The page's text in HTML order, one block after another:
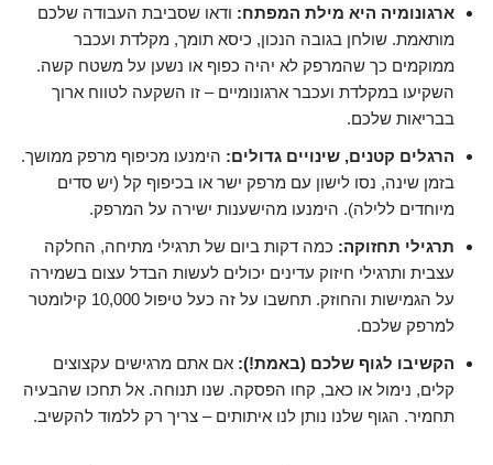
ארגונומיה היא מילת המפתח: ודאו שסביבת העבודה שלכם
מותאמת. שולחן בגובה הנכון, כיסא תומך, מקלדת ועכבר
ממוקמים כך שהמרפק לא יהיה כפוף או נשען על משטח קשה.
השקיעו במקלדת ועכבר ארגונומיים – זו השקעה לטווח ארוך
בבריאות שלכם.
הרגלים קטנים, שינויים גדולים: הימנעו מכיפוף מרפק ממושך.
בזמן שינה, נסו לישון עם מרפק ישר או בכיפוף קל (יש סדים
מיוחדים ללילה). הימנעו מהישענות ישירה על המרפק.
תרגילי תחזוקה: כמה דקות ביום של תרגילי מתיחה, החלקה
עצבית ותרגילי חיזוק עדינים יכולים לעשות הבדל עצום בשמירה
על הגמישות והחוזק. תחשבו על זה כעל טיפול 10,000 קילומטר
למרפק שלכם.
הקשיבו לגוף שלכם (באמת!): אם אתם מרגישים עקצוצים
קלים, נימול או כאב, קחו הפסקה. שנו תנוחה. אל תחכו שהבעיה
תחמיר. הגוף שלנו נותן לנו איתותים – צריך רק ללמוד להקשיב.